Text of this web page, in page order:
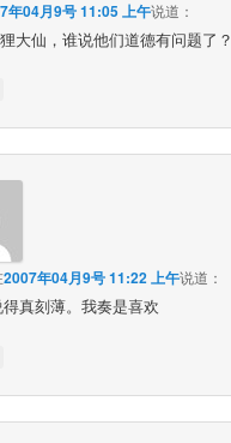
年04月9号 11:05 上午说道：
大仙，谁说他们道德有问题了？
2007年04月9号 11:22 上午说道：
真刻薄。我奏是喜欢